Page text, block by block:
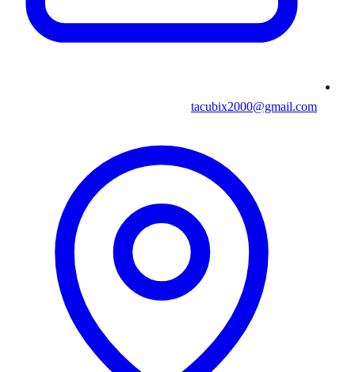
tacubix2000@gmail.com